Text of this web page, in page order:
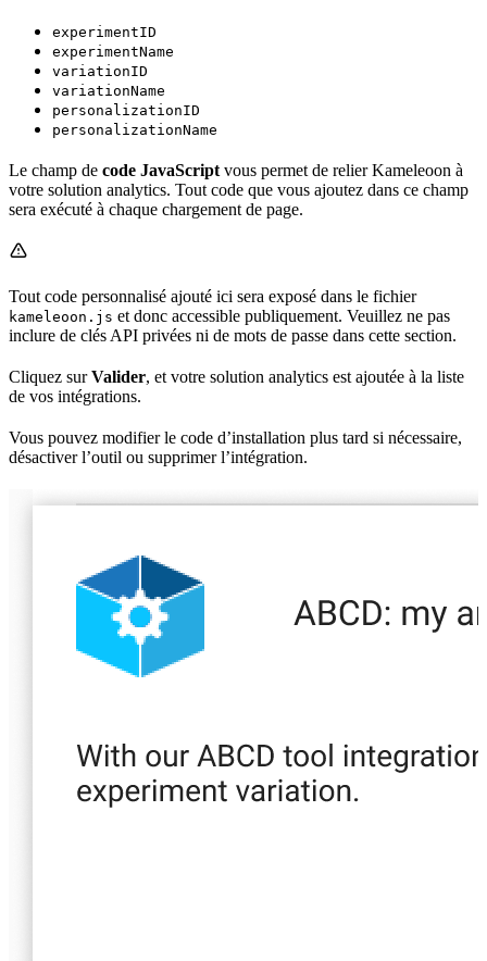
experimentID
experimentName
variationID
variationName
personalizationID
personalizationName
Le champ de code JavaScript vous permet de relier Kameleoon à
votre solution analytics. Tout code que vous ajoutez dans ce champ
sera exécuté à chaque chargement de page.
Tout code personnalisé ajouté ici sera exposé dans le fichier
kameleoon.js et donc accessible publiquement. Veuillez ne pas
inclure de clés API privées ni de mots de passe dans cette section.
Cliquez surValider, et votre solution analytics est ajoutée à la liste
de vos intégrations.
Vous pouvez modifier le code d’installation plus tard si nécessaire,
désactiver l’outil ou supprimer l’intégration.